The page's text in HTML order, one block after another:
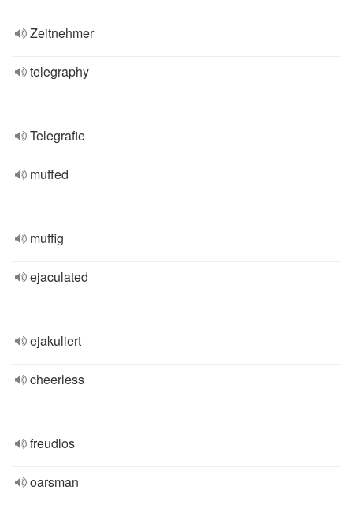
Zeitnehmer
telegraphy
Telegrafie
muffed
muffig
ejaculated
ejakuliert
cheerless
freudlos
oarsman